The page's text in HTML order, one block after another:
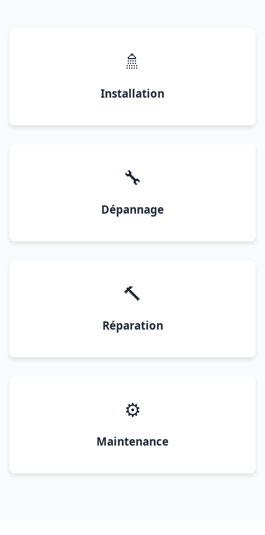
🚿
Installation
🔧
Dépannage
🔨
Réparation
⚙️
Maintenance